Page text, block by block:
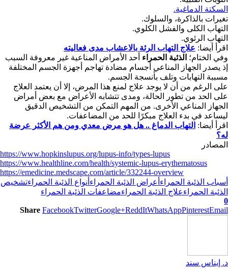
السكتة الدماغية.
تغيرات بالذاكرة، والسلوك.
التهاب الكلى والفشل الكلوي.
التهاب الرئوي.
اقرأ أيضا: علاج التهاب الرئة بالاعشاب مدى فعاليته
وفي الختام؛ الذئبة الحمراء أحد الأمراض المناعية غير معروفة السبب
إذ يصدر الجهاز المناعي أجسام مضادة تهاجم أجهزة الجسم المختلفة
مسببة التهابات وتلف بأنسجة الجسم.
على الرغم من أن لا يوجد علاج لمنع هذا المرض، إلا أن يعتمد العلاج
على الحد من تطور الحالة، ومدى تتشابه الأعراض مع بعض أمراض
الجهاز المناعي الأخرى. من المهم التمكن من التشخيص الدقيق
ليساعد في بدء العلاج مبكرًا للحد من المضاعفات.
اقرأ أيضا: التهاب الدماغ .. هل هو مرض معدي ومن هم الأكثر عرضة
له؟
المصادر
https://www.hopkinslupus.org/lupus-info/types-lupus
https://www.healthline.com/health/systemic-lupus-erythematosus
https://emedicine.medscape.com/article/332244-overview
أسباب الذئبة الحمراء أعراض الذئبة الحمراء أنواع الذئبة الحمراءتشخيص
الذئبة الحمراءعلاج الذئبة الحمراءمضاعفات الذئبة الحمراء
0
Share FacebookTwitterGoogle+ReddItWhatsAppPinterestEmail
د. إيناس سند